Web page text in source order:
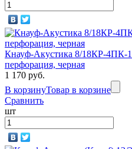
Кнауф-Акустика 8/18КР-4ПК-
перфорация, черная
1 170 руб.
В корзинуТовар в корзине
Сравнить
шт